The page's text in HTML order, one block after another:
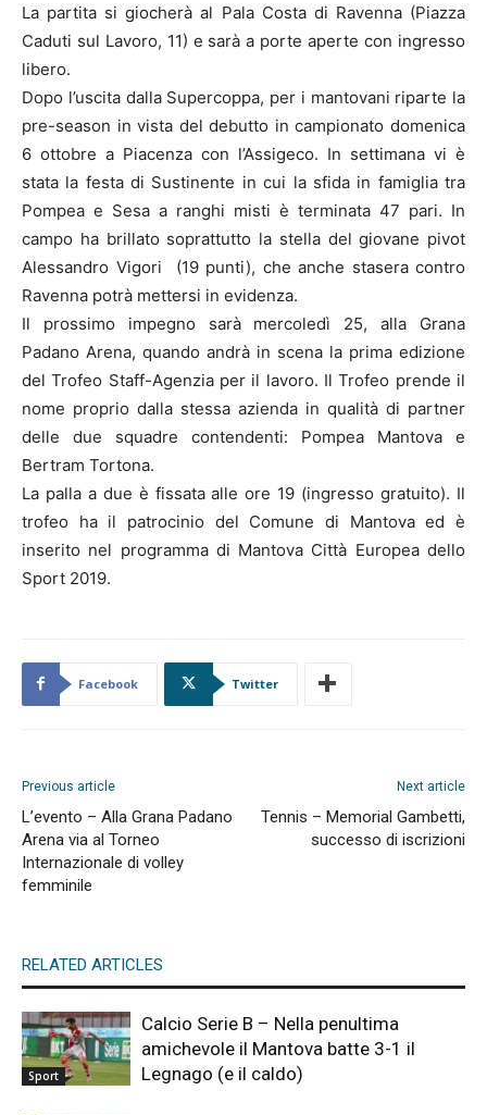
La partita si giocherà al Pala Costa di Ravenna (Piazza
Caduti sul Lavoro, 11) e sarà a porte aperte con ingresso
libero.
Dopo l’uscita dalla Supercoppa, per i mantovani riparte la
pre-season in vista del debutto in campionato domenica
6 ottobre a Piacenza con l’Assigeco. In settimana vi è
stata la festa di Sustinente in cui la sfida in famiglia tra
Pompea e Sesa a ranghi misti è terminata 47 pari. In
campo ha brillato soprattutto la stella del giovane pivot
Alessandro Vigori (19 punti), che anche stasera contro
Ravenna potrà mettersi in evidenza.
Il prossimo impegno sarà mercoledì 25, alla Grana
Padano Arena, quando andrà in scena la prima edizione
del Trofeo Staff-Agenzia per il lavoro. Il Trofeo prende il
nome proprio dalla stessa azienda in qualità di partner
delle due squadre contendenti: Pompea Mantova e
Bertram Tortona.
La palla a due è fissata alle ore 19 (ingresso gratuito). Il
trofeo ha il patrocinio del Comune di Mantova ed è
inserito nel programma di Mantova Città Europea dello
Sport 2019.
Facebook Twitter
Previous article
L’evento – Alla Grana Padano
Arena via al Torneo
Internazionale di volley
femminile
Next article
Tennis – Memorial Gambetti,
successo di iscrizioni
RELATED ARTICLES
Sport
Calcio Serie B – Nella penultima
amichevole il Mantova batte 3-1 il
Legnago (e il caldo)